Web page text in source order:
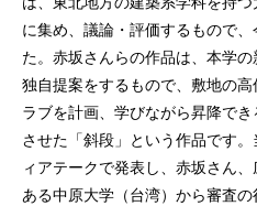
に集め、議論・評価するもので
た。赤坂さんらの作品は、本学
独自提案をするもので、敷地の
ラブを計画、学びながら昇降で
させた「斜段」という作品です
ィアテークで発表し、赤坂さん
ある中原大学（台湾）から審査の